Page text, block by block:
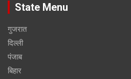
State Menu
गुजरात
दिल्ली
पंजाब
बिहार